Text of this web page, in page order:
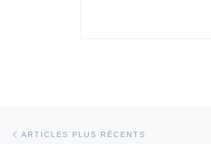
Navigation dans les articles
ARTICLES PLUS RÉCENTS